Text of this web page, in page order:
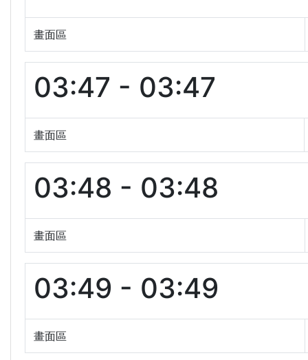
畫面區
03:47 - 03:47
畫面區
03:48 - 03:48
畫面區
03:49 - 03:49
畫面區